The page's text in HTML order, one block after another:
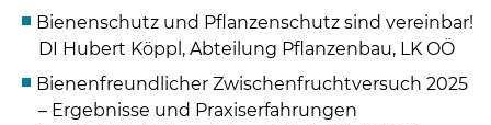
Bienenschutz und Pflanzenschutz sind vereinbar!
DI Hubert Köppl, Abteilung Pflanzenbau, LK OÖ
Bienenfreundlicher Zwischenfruchtversuch 2025
– Ergebnisse und Praxiserfahrungen